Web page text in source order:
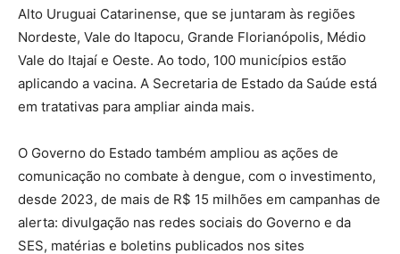
Alto Uruguai Catarinense, que se juntaram às regiões
Nordeste, Vale do Itapocu, Grande Florianópolis, Médio
Vale do Itajaí e Oeste. Ao todo, 100 municípios estão
aplicando a vacina. A Secretaria de Estado da Saúde está
em tratativas para ampliar ainda mais.
O Governo do Estado também ampliou as ações de
comunicação no combate à dengue, com o investimento,
desde 2023, de mais de R$ 15 milhões em campanhas de
alerta: divulgação nas redes sociais do Governo e da
SES, matérias e boletins publicados nos sites